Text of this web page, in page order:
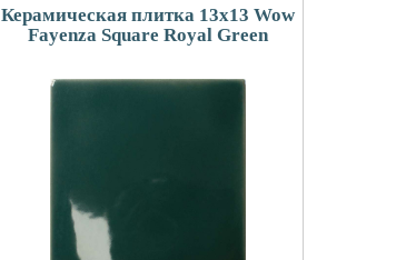
Керамическая плитка 13x13 Wow
Fayenza Square Royal Green